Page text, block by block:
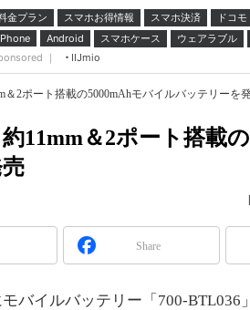
金プラン スマホお得情報 スマホ決済 ドコモ
Android スマホケース ウェアラブル
｜
IIJmio
＆2ポート搭載の5000mAhモバイルバッテリーを
11mm＆2ポート搭載
Share
バイルバッテリー「700-BTL036